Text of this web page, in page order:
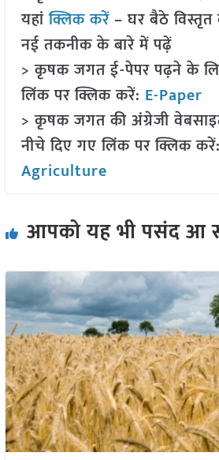
यहांक्लिक करें– घर बैठे विस्तृत
नई तकनीक के बारे में पढ़ें
> कृषक जगत ई-पेपर पढ़ने के
लिंक पर क्लिक करें: E-Paper
> कृषक जगत की अंग्रेजी
नीचे दिए गए लिंक पर क्लिक करें:
Agriculture
आपको यह भी पसंद आ